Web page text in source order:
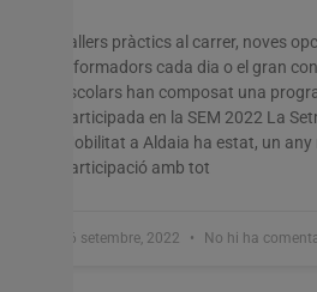
Tallers pràctics al carrer, noves
informadors cada dia o el gran
escolars han composat una
participada en la SEM 2022 La
Mobilitat a Aldaia ha estat, un any
participació amb tot
26 setembre, 2022 No hi ha